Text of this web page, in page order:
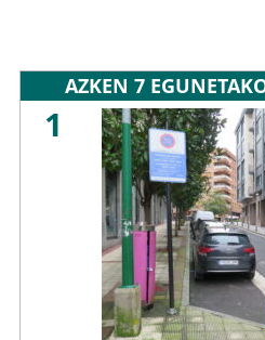
AZKEN 7
1